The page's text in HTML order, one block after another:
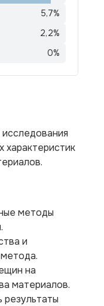
5,7%
2,2%
0%
характеристик
методы
и
на
материалов.
результаты